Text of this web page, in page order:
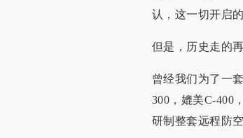
认，这一切开启
但是，历史走的
曾经我们为了一
300，媲美C-400
研制整套远程防